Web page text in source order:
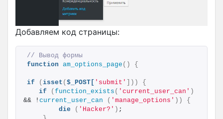
Добавляем код страницы:
// Вывод формы
function am_options_page () {
if ( isset ( $_POST[ 'submit' ]))
{
if
( function_exists ( 'current_user_can' )
&& ! current_user_can ( 'manage_options' ))
{
die
( 'Hacker?' ) ;